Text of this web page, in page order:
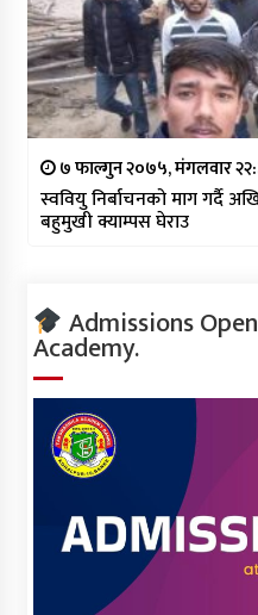
७ फाल्गुन २०७५, मंगलवार
स्ववियु निर्बाचनको माग गर्दै
बहुमुखी क्याम्पस घेराउ
Admissions
Academy.